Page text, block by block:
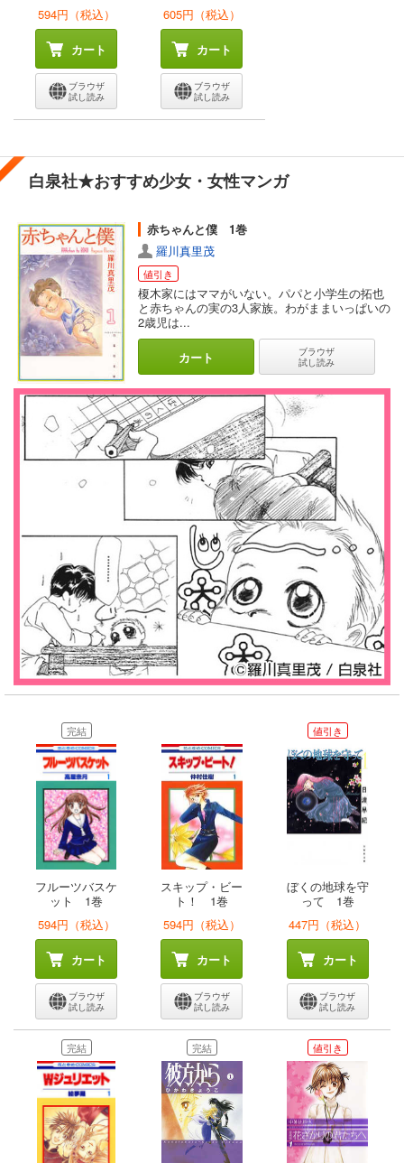
594円（税込）
カート
ブラウザ
試し読み
605円（税込）
カート
ブラウザ
試し読み
白泉社★おすすめ少女・女性マンガ
赤ちゃんと僕 1巻
羅川真里茂
値引き
榎木家にはママがいない。パパと小学生の拓也
と赤ちゃんの実の3人家族。わがままいっぱいの
2歳児は...
カート
ブラウザ
試し読み
完結
フルーツバスケ
ット 1巻
594円（税込）
カート
ブラウザ
試し読み
スキップ・ビー
ト！ 1巻
594円（税込）
カート
ブラウザ
試し読み
値引き
ぼくの地球を守
って 1巻
447円（税込）
カート
ブラウザ
試し読み
完結 完結 値引き